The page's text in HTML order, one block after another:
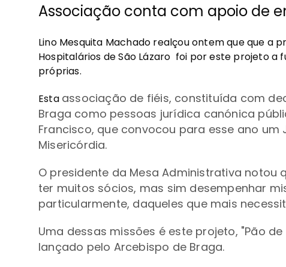
Associação conta com apoio de
Lino Mesquita Machado realçou ontem que que a
Hospitalários de São Lázaro foi por este projeto a
próprias.
Esta associação de fiéis, constituída com
Braga como pessoas jurídica canónica
Francisco, que convocou para esse ano
Misericórdia.
O presidente da Mesa Administrativa
ter muitos sócios, mas sim desempenhar
particularmente, daqueles que mais
Uma dessas missões é este projeto, "Pão
lançado pelo Arcebispo de Braga.